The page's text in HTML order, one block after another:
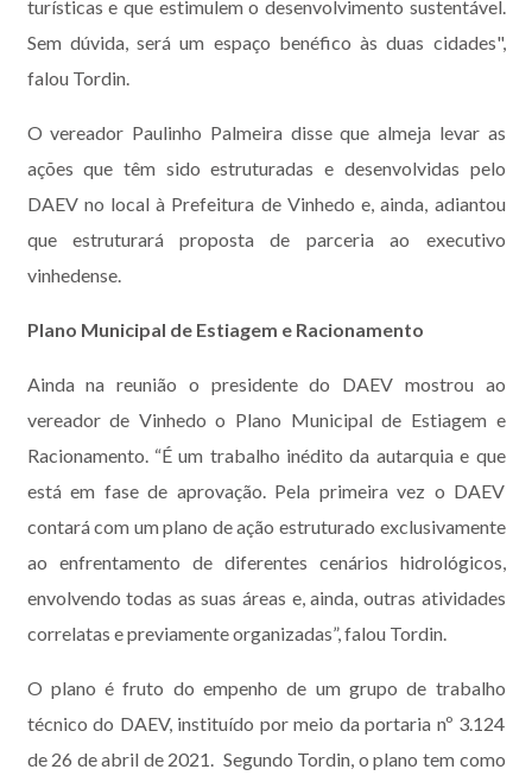
turísticas e que estimulem o desenvolvimento sustentável.
Sem dúvida, será um espaço benéfico às duas cidades",
falou Tordin.
O vereador Paulinho Palmeira disse que almeja levar as
ações que têm sido estruturadas e desenvolvidas pelo
DAEV no local à Prefeitura de Vinhedo e, ainda, adiantou
que estruturará proposta de parceria ao executivo
vinhedense.
Plano Municipal de Estiagem e Racionamento
Ainda na reunião o presidente do DAEV mostrou ao
vereador de Vinhedo o Plano Municipal de Estiagem e
Racionamento. “É um trabalho inédito da autarquia e que
está em fase de aprovação. Pela primeira vez o DAEV
contará com um plano de ação estruturado exclusivamente
ao enfrentamento de diferentes cenários hidrológicos,
envolvendo todas as suas áreas e, ainda, outras atividades
correlatas e previamente organizadas”, falou Tordin.
O plano é fruto do empenho de um grupo de trabalho
técnico do DAEV, instituído por meio da portaria nº 3.124
de 26 de abril de 2021. Segundo Tordin, o plano tem como